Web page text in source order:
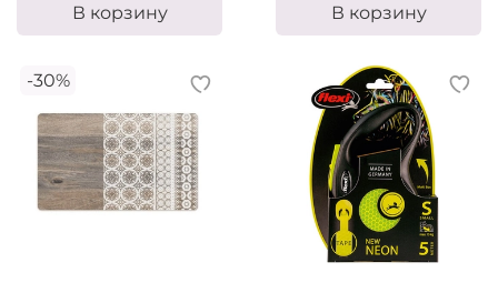
В корзину В корзину
-30%